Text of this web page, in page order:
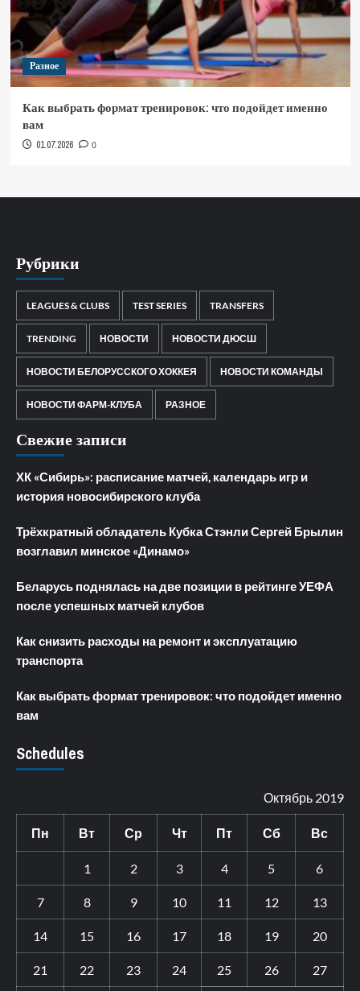
Разное
Как выбрать формат тренировок: что подойдет именно
вам
01.07.2026 0
Рубрики
LEAGUES & CLUBS TEST SERIES TRANSFERS
TRENDING НОВОСТИ НОВОСТИ ДЮСШ
НОВОСТИ БЕЛОРУССКОГО ХОККЕЯ НОВОСТИ КОМАНДЫ
НОВОСТИ ФАРМ-КЛУБА РАЗНОЕ
Свежие записи
ХК «Сибирь»: расписание матчей, календарь игр и
история новосибирского клуба
Трёхкратный обладатель Кубка Стэнли Сергей Брылин
возглавил минское «Динамо»
Беларусь поднялась на две позиции в рейтинге УЕФА
после успешных матчей клубов
Как снизить расходы на ремонт и эксплуатацию
транспорта
Как выбрать формат тренировок: что подойдет именно
вам
Schedules
Октябрь 2019
Пн Вт Ср Чт Пт Сб Вс
1 2 3 4 5 6
7 8 9 10 11 12 13
14 15 16 17 18 19 20
21 22 23 24 25 26 27